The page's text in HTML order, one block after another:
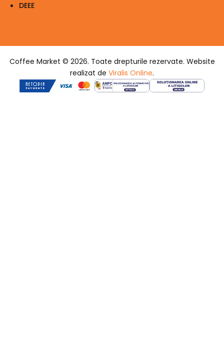
DEEE
Coffee Market © 2026. Toate drepturile rezervate. Website
realizat de Viralis Online.